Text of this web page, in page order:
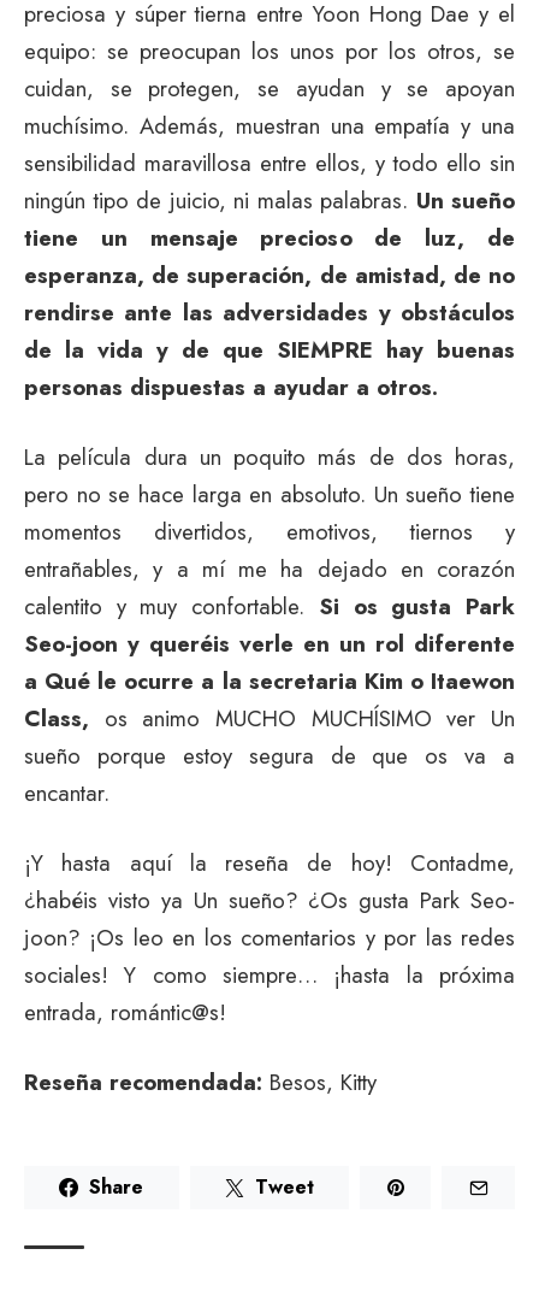
preciosa y súper tierna entre Yoon Hong Dae y el
equipo: se preocupan los unos por los otros, se
cuidan, se protegen, se ayudan y se apoyan
muchísimo. Además, muestran una empatía y una
sensibilidad maravillosa entre ellos, y todo ello sin
ningún tipo de juicio, ni malas palabras. Un sueño
tiene un mensaje precioso de luz, de
esperanza, de superación, de amistad, de no
rendirse ante las adversidades y obstáculos
de la vida y de que SIEMPRE hay buenas
personas dispuestas a ayudar a otros.
La película dura un poquito más de dos horas,
pero no se hace larga en absoluto. Un sueño tiene
momentos divertidos, emotivos, tiernos y
entrañables, y a mí me ha dejado en corazón
calentito y muy confortable. Si os gusta Park
Seo-joon y queréis verle en un rol diferente
a Qué le ocurre a la secretaria Kim o Itaewon
Class, os animo MUCHO MUCHÍSIMO ver Un
sueño porque estoy segura de que os va a
encantar.
¡Y hasta aquí la reseña de hoy! Contadme,
¿habéis visto ya Un sueño? ¿Os gusta Park Seo-
joon? ¡Os leo en los comentarios y por las redes
sociales! Y como siempre… ¡hasta la próxima
entrada, romántic@s!
Reseña recomendada: Besos, Kitty
Share Tweet